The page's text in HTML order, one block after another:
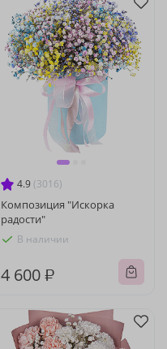
4.9 (3016)
Композиция "Искорка
радости"
В наличии
4 600 ₽